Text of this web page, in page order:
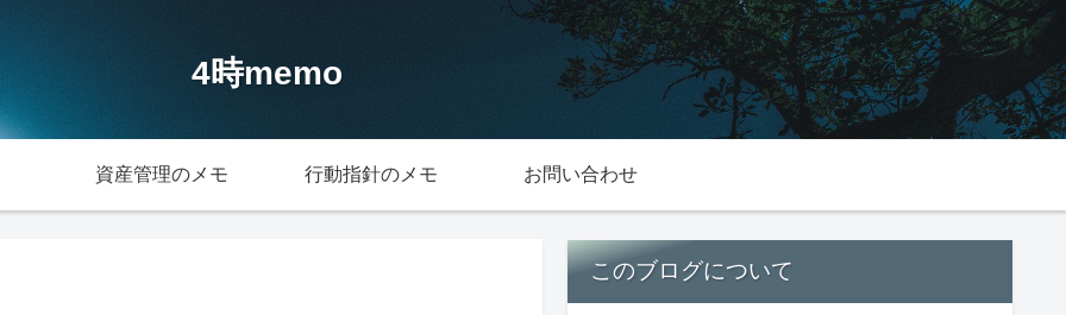
4時memo
資産管理のメモ 行動指針のメモ お問い合わせ
このブログについて